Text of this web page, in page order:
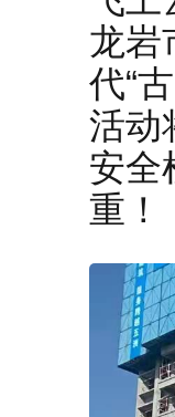
龙岩
代“
活动
安全
重！